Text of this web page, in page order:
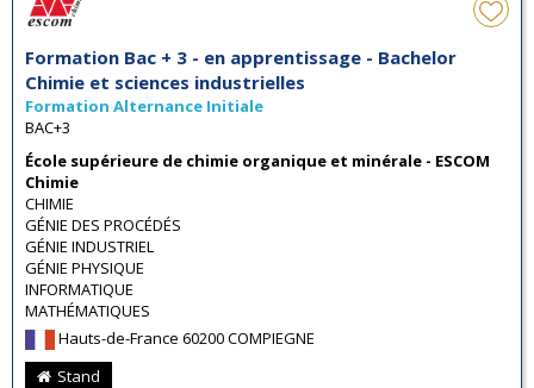
Formation Bac + 3 - en apprentissage - Bachelor
Chimie et sciences industrielles
Formation Alternance Initiale
BAC+3
École supérieure de chimie organique et minérale - ESCOM
Chimie
CHIMIE
GÉNIE DES PROCÉDÉS
GÉNIE INDUSTRIEL
GÉNIE PHYSIQUE
INFORMATIQUE
MATHÉMATIQUES
Hauts-de-France 60200 COMPIEGNE
Stand